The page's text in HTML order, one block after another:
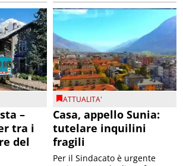
–
tra i
del
ATTUALITA'
Casa, appello Sunia:
tutelare inquilini
fragili
Per il Sindacato è urgente